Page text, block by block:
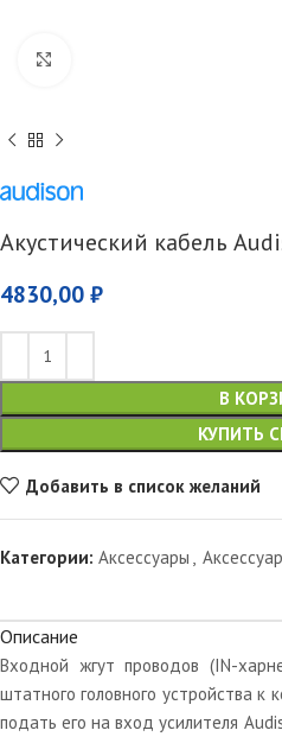
Акустический кабель
4830,00 ₽
В
КУПИТЬ
Добавить в список желаний
Категории: Аксессуары ,
Описание
Входной жгут проводов (IN-
штатного головного устройства
подать его на вход усилителя